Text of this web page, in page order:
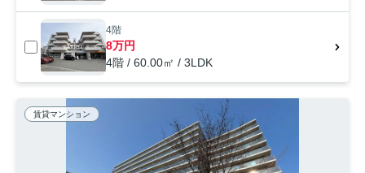
4階
8万円
4階 / 60.00㎡ / 3LDK
賃貸マンション